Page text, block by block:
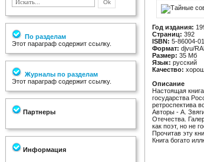
По разделам
Этот параграф содержит ссылку.
Журналы по разделам
Этот параграф содержит ссылку.
Партнеры
Информация
Год издания:
Страниц: 392
ISBN: 5-86004-
Формат: djvu/
Размер: 35 Мб
Язык: русский
Качество:
Описание
Настоящая
государства
ретроспектива
Авторы - А.
Отечества.
как поэт, но не
Прочитав эту
Книга богато